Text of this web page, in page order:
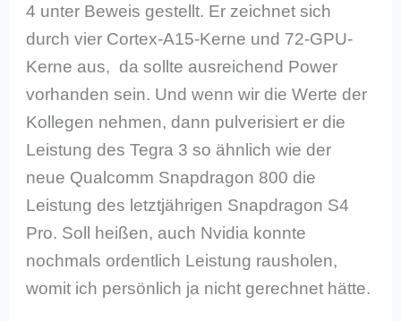
4 unter Beweis gestellt. Er zeichnet sich
durch vier Cortex-A15-Kerne und 72-GPU-
Kerne aus, da sollte ausreichend Power
vorhanden sein. Und wenn wir die Werte der
Kollegen nehmen, dann pulverisiert er die
Leistung des Tegra 3 so ähnlich wie der
neue Qualcomm Snapdragon 800 die
Leistung des letztjährigen Snapdragon S4
Pro. Soll heißen, auch Nvidia konnte
nochmals ordentlich Leistung rausholen,
womit ich persönlich ja nicht gerechnet hätte.